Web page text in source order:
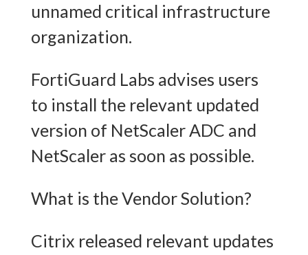
unnamed critical infrastructure
organization.
FortiGuard Labs advises users
to install the relevant updated
version of NetScaler ADC and
NetScaler as soon as possible.
What is the Vendor Solution?
Citrix released relevant updates